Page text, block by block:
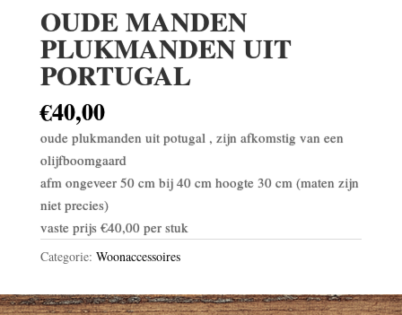
OUDE MANDEN
PLUKMANDEN UIT
PORTUGAL
€40,00
oude plukmanden uit potugal , zijn afkomstig van een
olijfboomgaard
afm ongeveer 50 cm bij 40 cm hoogte 30 cm (maten zijn
niet precies)
vaste prijs €40,00 per stuk
Categorie: Woonaccessoires